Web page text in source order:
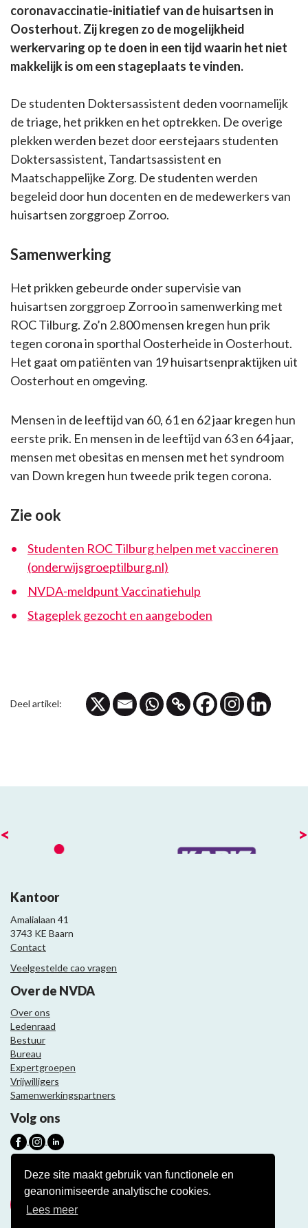
Deze site maakt gebruik van functionele en
geanonimiseerde analytische cookies.
Lees meer
coronavaccinatie-initiatief van de huisartsen in
Oosterhout. Zij kregen zo de mogelijkheid
werkervaring op te doen in een tijd waarin het niet
makkelijk is om een stageplaats te vinden.
De studenten Doktersassistent deden voornamelijk
de triage, het prikken en het optrekken. De overige
plekken werden bezet door eerstejaars studenten
Doktersassistent, Tandartsassistent en
Maatschappelijke Zorg. De studenten werden
begeleid door hun docenten en de medewerkers van
huisartsen zorggroep Zorroo.
Samenwerking
Het prikken gebeurde onder supervisie van
huisartsen zorggroep Zorroo in samenwerking met
ROC Tilburg. Zo’n 2.800 mensen kregen hun prik
tegen corona in sporthal Oosterheide in Oosterhout.
Het gaat om patiënten van 19 huisartsenpraktijken uit
Oosterhout en omgeving.
Mensen in de leeftijd van 60, 61 en 62 jaar kregen hun
eerste prik. En mensen in de leeftijd van 63 en 64 jaar,
mensen met obesitas en mensen met het syndroom
van Down kregen hun tweede prik tegen corona.
Zie ook
Studenten ROC Tilburg helpen met vaccineren
(onderwijsgroeptilburg.nl)
NVDA-meldpunt Vaccinatiehulp
Stageplek gezocht en aangeboden
Deel artikel:
< >
Kantoor
Amalialaan 41
3743 KE Baarn
Contact
Veelgestelde cao vragen
Over de NVDA
Over ons
Ledenraad
Bestuur
Bureau
Expertgroepen
Vrijwilligers
Samenwerkingspartners
Volg ons
Nieuwsbrief
Meld je aan